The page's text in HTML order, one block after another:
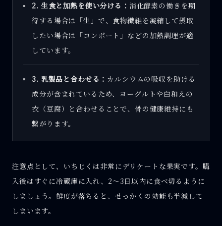
2. 生食と加熱を使い分ける： 消化酵素の働きを期
待する場合は「生」で、食物繊維を凝縮して摂取
したい場合は「コンポート」などの加熱調理が適
しています。
3. 乳製品と合わせる： カルシウムの吸収を助ける
成分が含まれているため、ヨーグルトや白和えの
衣（豆腐）と合わせることで、骨の健康維持にも
繋がります。
注意点として、いちじくは非常にデリケートな果実です。購
入後はすぐに冷蔵庫に入れ、2〜3日以内に食べ切るように
しましょう。鮮度が落ちると、せっかくの効能も半減して
しまいます。